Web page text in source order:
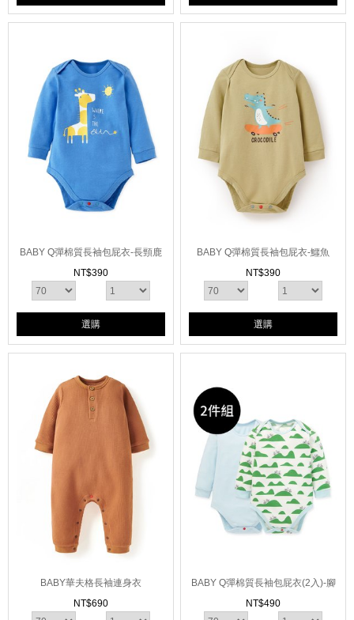
BABY Q彈棉質長袖包屁衣-長頸鹿
NT$390
選購
BABY Q彈棉質長袖包屁衣-鱷魚
NT$390
選購
BABY華夫格長袖連身衣
NT$690
BABY Q彈棉質長袖包屁衣(2入)-腳
踏車
NT$490